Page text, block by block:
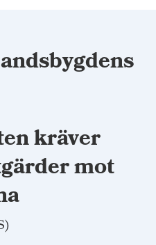
kräver
mot